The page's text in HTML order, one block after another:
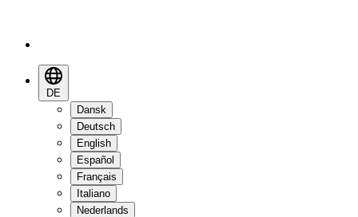
DE
Dansk
Deutsch
English
Español
Français
Italiano
Nederlands